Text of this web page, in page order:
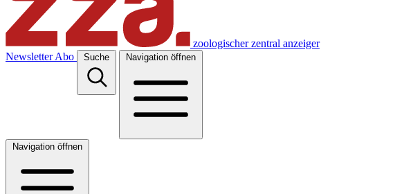
zoologischer zentral anzeiger
Newsletter Abo Suche Navigation öffnen
Navigation öffnen